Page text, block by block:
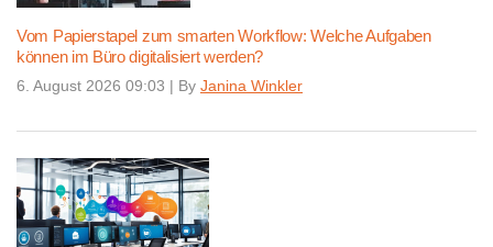
Vom Papierstapel zum smarten Workflow: Welche Aufgaben
können im Büro digitalisiert werden?
6. August 2026 09:03 | By Janina Winkler